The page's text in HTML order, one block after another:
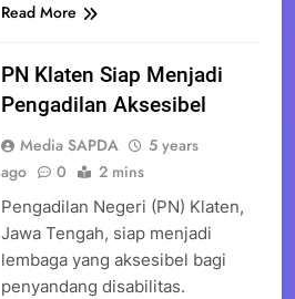
Read More
PN Klaten Siap Menjadi
Pengadilan Aksesibel
Media SAPDA
5 years
ago
0 2 mins
Pengadilan Negeri (PN) Klaten,
Jawa Tengah, siap menjadi
lembaga yang aksesibel bagi
penyandang disabilitas.